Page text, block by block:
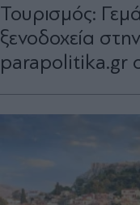
Τουρισμός:
ξενοδοχεία
parapolitika.gr o